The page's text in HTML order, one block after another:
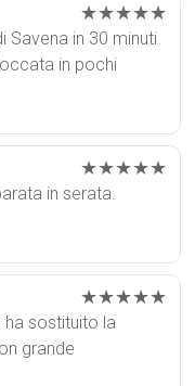
★★★★★
Savena in 30 minuti
in pochi
★★★★★
in serata.
★★★★★
ha sostituito la
grande